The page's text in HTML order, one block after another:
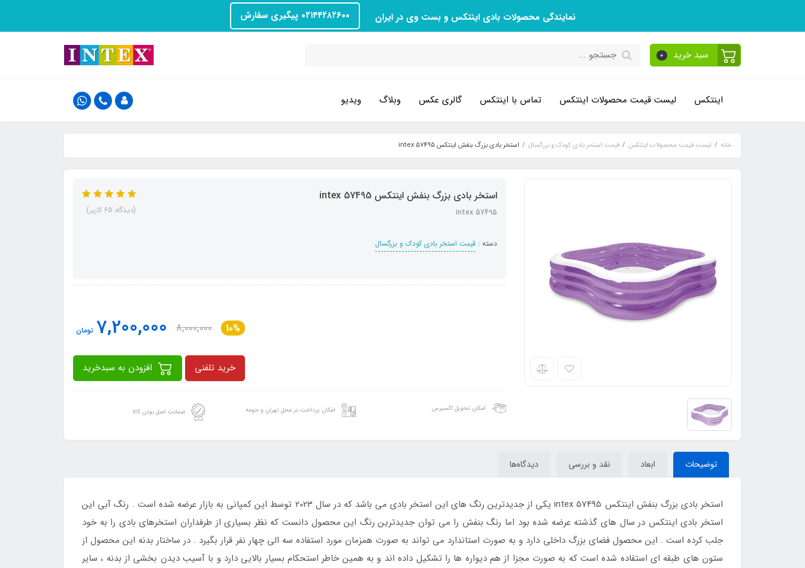
نمایندگی محصولات بادی اینتکس و بست وی در ایران ۰۲۱۴۴۲۸۲۶۰۰ پیگیری سفارش
سبد خرید 0
اینتکس لیست قیمت محصولات اینتکس تماس با اینتکس گالری عکس وبلاگ ویدیو
خانه لیست قیمت محصولات اینتکس قیمت استخر بادی کودک و بزرگسال استخر بادی بزرگ بنفش اینتکس intex 57495
استخر بادی بزرگ بنفش اینتکس intex 57495
intex 57495
دسته : قیمت استخر بادی کودک و بزرگسال
(دیدگاه 65 کاربر)
10%
8,000,000
7,200,000 تومان
خرید تلفنی
امکان تحویل اکسپرس امکان پرداخت در محل تهران و حومه ضمانت اصل بودن کالا
توضیحات ابعاد نقد و بررسی دیدگاه‌ها
استخر بادی بزرگ بنفش اینتکس intex 57495 یکی از جدیدترین رنگ های این استخر بادی می باشد که در سال 2023 توسط این کمپانی به بازار عرضه شده است . رنگ آبی این
استخر بادی اینتکس در سال های گذشته عرضه شده بود اما رنگ بنفش را می توان جدیدترین رنگ این محصول دانست که نظر بسیاری از طرفداران استخرهای بادی را به خود
جلب کرده است . این محصول فضای بزرگ داخلی دارد و به صورت استاندارد می تواند به صورت همزمان مورد استفاده سه الی چهار نفر قرار بگیرد . در ساختار بدنه این محصول از
ستون های طبقه ای استفاده شده است که به صورت مجزا از هم دیواره ها را تشکیل داده اند و به همین خاطر استحکام بسیار بالایی دارد و با آسیب دیدن بخشی از بدنه ، سایر